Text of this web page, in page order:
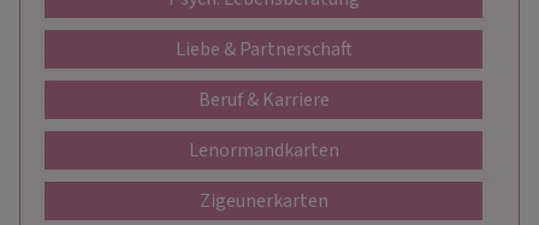
Liebe & Partnerschaft
Beruf & Karriere
Lenormandkarten
Zigeunerkarten